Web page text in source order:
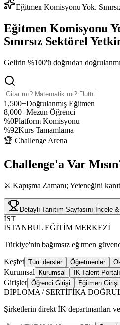
Eğitmen Komisyonu Yok.
Eğitmen Komisyonu
Sınırsız Sektörel
Gelirin %100'ü doğrudan
1,500+Doğrulanmış Eğitmen
8,000+Mezun Öğrenci
%0Platform Komisyonu
%92Kurs Tamamlama
🏆 Challenge Arena
Challenge'a Var
⚔️ Kapışma Zamanı; Yeteneğini
Detaylı Tanıtım Sayfasını İncele &
İST
İSTANBUL EĞİTİM MERKEZİ
Türkiye'nin bağımsız eğitmen
Keşfet Tüm dersler Öğretmenler
Kurumsal Kurumsal İK Talent Portalı
Girişler Öğrenci Girişi Eğitmen Girişi
DİPLOMA / SERTİFİKA
Şirketlerin direkt İK departmanları